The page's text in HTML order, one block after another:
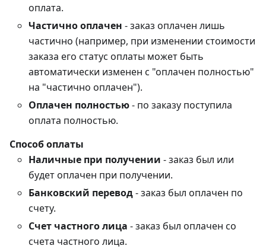
оплата.
Частично оплачен - заказ оплачен лишь
частично (например, при изменении стоимости
заказа его статус оплаты может быть
автоматически изменен с "оплачен полностью"
на "частично оплачен").
Оплачен полностью- по заказу поступила
оплата полностью.
Способ оплаты
Наличные при получении - заказ был или
будет оплачен при получении.
Банковский перевод- заказ был оплачен по
счету.
Счет частного лица - заказ был оплачен со
счета частного лица.